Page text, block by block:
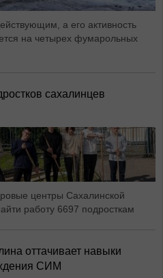
а его активность
на четырех фумарольных
сахалинцев
центры Сахалинской
работу 6697 подросткам
оттачивает навыки
СИМ